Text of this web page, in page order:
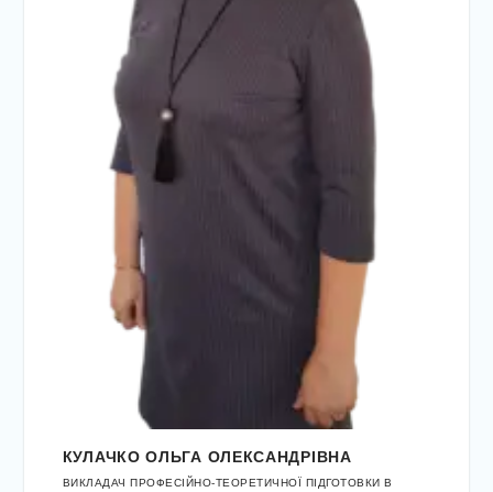
КУЛАЧКО ОЛЬГА ОЛЕКСАНДРІВНА
ВИКЛАДАЧ ПРОФЕСІЙНО-ТЕОРЕТИЧНОЇ ПІДГОТОВКИ В